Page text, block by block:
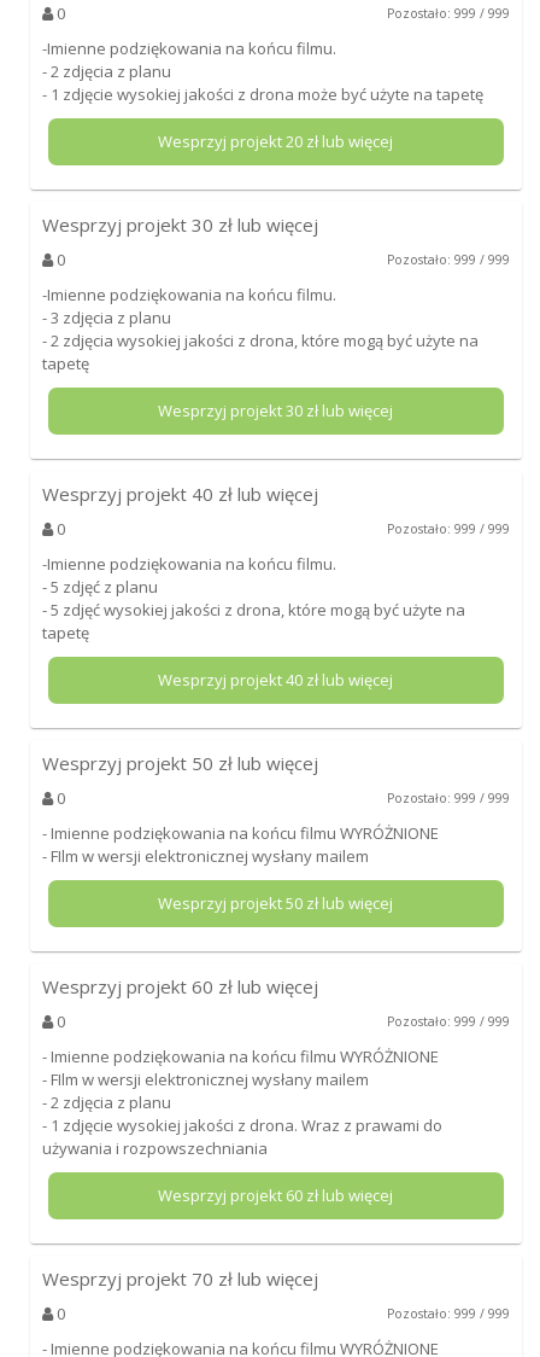
0 Pozostało: 999 / 999
-Imienne podziękowania na końcu filmu.
- 2 zdjęcia z planu
- 1 zdjęcie wysokiej jakości z drona może być użyte na tapetę
Wesprzyj projekt20 zł lub więcej
Wesprzyj projekt 30 zł lub więcej
0 Pozostało: 999 / 999
-Imienne podziękowania na końcu filmu.
- 3 zdjęcia z planu
- 2 zdjęcia wysokiej jakości z drona, które mogą być użyte na
tapetę
Wesprzyj projekt30 zł lub więcej
Wesprzyj projekt 40 zł lub więcej
0 Pozostało: 999 / 999
-Imienne podziękowania na końcu filmu.
- 5 zdjęć z planu
- 5 zdjęć wysokiej jakości z drona, które mogą być użyte na
tapetę
Wesprzyj projekt40 zł lub więcej
Wesprzyj projekt 50 zł lub więcej
0 Pozostało: 999 / 999
- Imienne podziękowania na końcu filmu WYRÓŻNIONE
- FIlm w wersji elektronicznej wysłany mailem
Wesprzyj projekt50 zł lub więcej
Wesprzyj projekt 60 zł lub więcej
0 Pozostało: 999 / 999
- Imienne podziękowania na końcu filmu WYRÓŻNIONE
- FIlm w wersji elektronicznej wysłany mailem
- 2 zdjęcia z planu
- 1 zdjęcie wysokiej jakości z drona. Wraz z prawami do
używania i rozpowszechniania
Wesprzyj projekt 60 zł lub więcej
Wesprzyj projekt 70 zł lub więcej
0 Pozostało: 999 / 999
- Imienne podziękowania na końcu filmu WYRÓŻNIONE